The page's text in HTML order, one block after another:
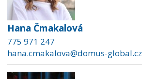
Hana Čmakalová
775 971 247
hana.cmakalova@domus-global.cz